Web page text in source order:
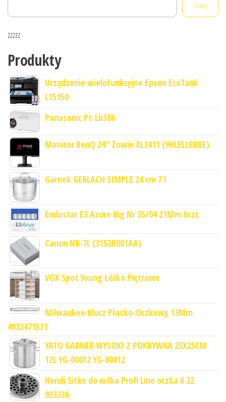
Szukaj
zzzzz
Produkty
Urządzenie wielofunkcyjne Epson EcoTank
L15150
Panasonic Pt-Lb386
Monitor BenQ 24" Zowie XL2411 (9HLELLBRBE)
Garnek GERLACH SIMPLE 24 cm 7 l
Endostar E3 Azure Big Nr 35/04 21Mm 6szt.
Canon NB-7L (3153B001AA)
VOX Spot Young Łóżko Piętrowe
Milwaukee Klucz Płasko-Oczkowy 13Mm
4932471521
YATO GARNEK WYSOKI Z POKRYWKĄ 25X25CM
12L YG-00012 YG-00012
Hendi Sitko do wilka Profi Line oczka 6 22
933336